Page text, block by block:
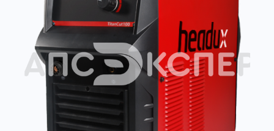
+7(351) 223-98-74
заказать звонок